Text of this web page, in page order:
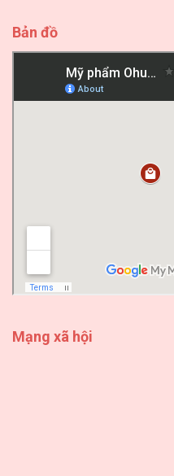
Bản đồ
Mạng xã hội